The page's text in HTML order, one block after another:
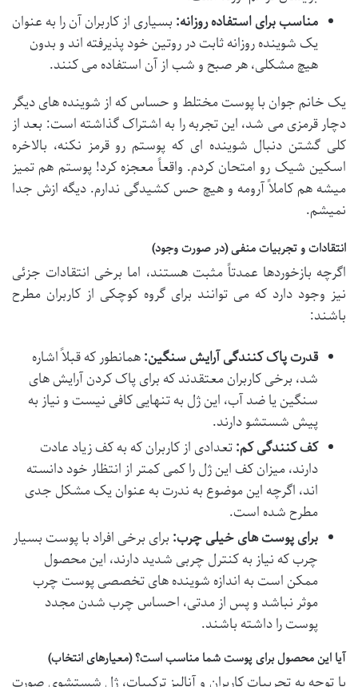
مناسب برای استفاده روزانه: بسیاری از کاربران آن را به عنوان
یک شوینده روزانه ثابت در روتین خود پذیرفته اند و بدون
هیچ مشکلی، هر صبح و شب از آن استفاده می کنند.
یک خانم جوان با پوست مختلط و حساس که از شوینده های دیگر
دچار قرمزی می شد، این تجربه را به اشتراک گذاشته است: بعد از
کلی گشتن دنبال شوینده ای که پوستم رو قرمز نکنه، بالاخره
اسکین شیک رو امتحان کردم. واقعاً معجزه کرد! پوستم هم تمیز
میشه هم کاملاً آرومه و هیچ حس کشیدگی ندارم. دیگه ازش جدا
نمیشم.
انتقادات و تجربیات منفی (در صورت وجود)
اگرچه بازخوردها عمدتاً مثبت هستند، اما برخی انتقادات جزئی
نیز وجود دارد که می توانند برای گروه کوچکی از کاربران مطرح
باشند:
قدرت پاک کنندگی آرایش سنگین:همانطور که قبلاً اشاره
شد، برخی کاربران معتقدند که برای پاک کردن آرایش های
سنگین یا ضد آب، این ژل به تنهایی کافی نیست و نیاز به
پیش شستشو دارند.
کف کنندگی کم:تعدادی از کاربران که به کف زیاد عادت
دارند، میزان کف این ژل را کمی کمتر از انتظار خود دانسته
اند، اگرچه این موضوع به ندرت به عنوان یک مشکل جدی
مطرح شده است.
برای پوست های خیلی چرب: برای برخی افراد باپوست بسیار
چربکه نیاز به کنترل چربی شدید دارند، این محصول
ممکن است به اندازه شوینده های تخصصی پوست چرب
موثر نباشد و پس از مدتی، احساس چرب شدن مجدد
پوست را داشته باشند.
آیا این محصول برای پوست شما مناسب است؟ (معیارهای انتخاب)
با توجه به تجربیات کاربران و آنالیز ترکیبات، ژل شستشوی صورت